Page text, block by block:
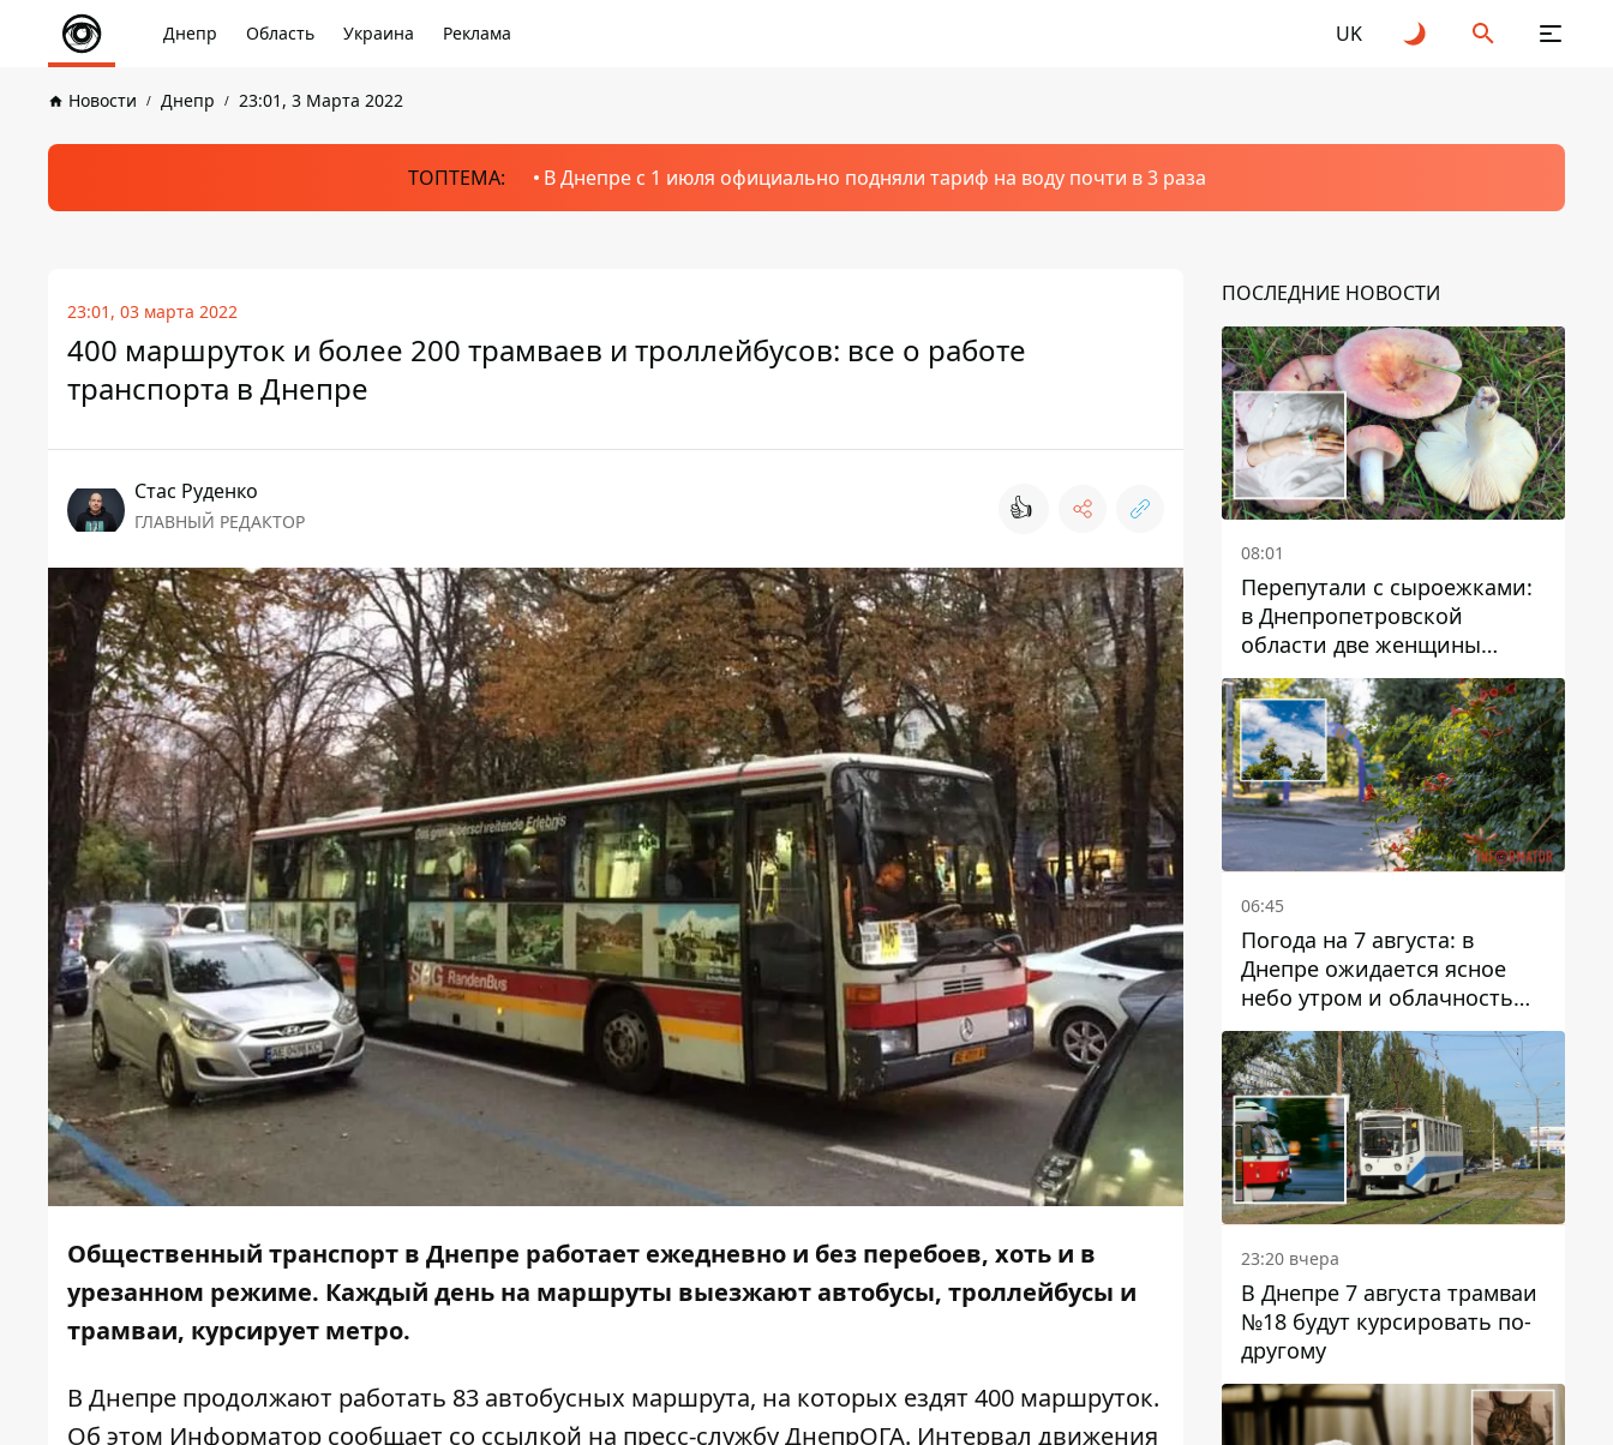
Днепр Область Украина Реклама UK
Новости Днепр 23:01, 3 Марта 2022
ТОПТЕМА: В Днепре с 1 июля официально подняли тариф на воду почти в 3 раза
23:01, 03 марта 2022
400 маршруток и более 200 трамваев и троллейбусов: все о работе
транспорта в Днепре
Стаc Руденко
ГЛАВНЫЙ РЕДАКТОР 👍
Общественный транспорт в Днепре работает ежедневно и без перебоев, хоть и в
урезанном режиме. Каждый день на маршруты выезжают автобусы, троллейбусы и
трамваи, курсирует метро.
В Днепре продолжают работать 83 автобусных маршрута, на которых ездят 400 маршруток.
Об этом Информатор сообщает со ссылкой на пресс-службу ДнепрОГА. Интервал движения
ПОСЛЕДНИЕ НОВОСТИ
08:01
Перепутали с сыроежками:
в Днепропетровской
области две женщины
отравились грибами
06:45
Погода на 7 августа: в
Днепре ожидается ясное
небо утром и облачность
после обеда
23:20 вчера
В Днепре 7 августа трамваи
№18 будут курсировать по-
другому